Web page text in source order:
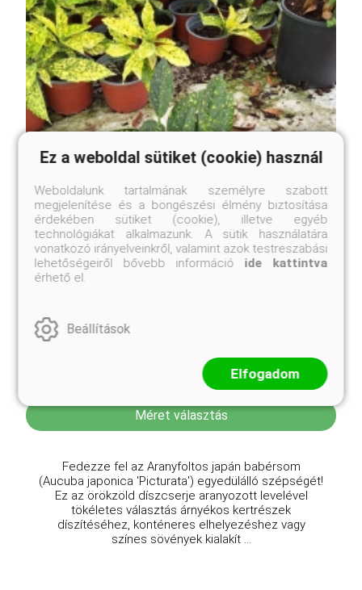
Aranyfoltos japán babérsom
Aucuba japonica 'Picturata'
Online ár
17 600 Ft
Méret választás
Fedezze fel az Aranyfoltos japán babérsom
(Aucuba japonica 'Picturata') egyedülálló szépségét!
Ez az örökzöld díszcserje aranyozott levelével
tökéletes választás árnyékos kertrészek
díszítéséhez, konténeres elhelyezéshez vagy
színes sövények kialakít ...
Ez a weboldal sütiket (cookie) használ
Weboldalunk tartalmának személyre szabott
megjelenítése és a böngészési élmény biztosítása
érdekében sütiket (cookie), illetve egyéb
technológiákat alkalmazunk. A sütik használatára
vonatkozó irányelveinkről, valamint azok testreszabási
lehetőségeiről bővebb információ ide kattintva
érhető el.
Beállítások
Elfogadom